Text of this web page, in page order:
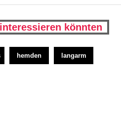
könnten
hemden langarm